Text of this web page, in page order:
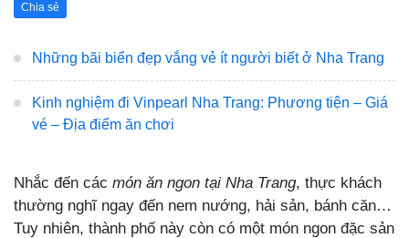
Chia sẻ
Những bãi biển đẹp vắng vẻ ít người biết ở Nha Trang
Kinh nghiệm đi Vinpearl Nha Trang: Phương tiện – Giá
vé – Địa điểm ăn chơi
Nhắc đến các món ăn ngon tại Nha Trang, thực khách
thường nghĩ ngay đến nem nướng, hải sản, bánh căn…
Tuy nhiên, thành phố này còn có một món ngon đặc sản